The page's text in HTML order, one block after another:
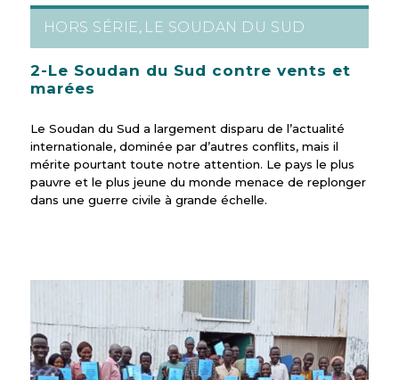
HORS SÉRIE , LE SOUDAN DU SUD
2-Le Soudan du Sud contre vents et
marées
Le Soudan du Sud a largement disparu de l’actualité
internationale, dominée par d’autres conflits, mais il
mérite pourtant toute notre attention. Le pays le plus
pauvre et le plus jeune du monde menace de replonger
dans une guerre civile à grande échelle.